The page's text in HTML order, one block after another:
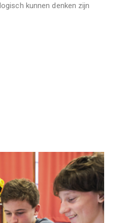
kunnen denken zijn